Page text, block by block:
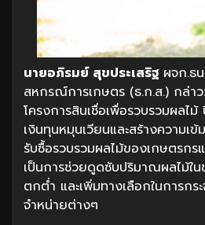
นายอภิรมย์ สุขประเสริฐ ผจก.ธ
สหกรณ์การเกษตร (ธ.ก.ส.) กล่า
โครงการสินเชื่อเพื่อรวบรวมผลไ
เงินทุนหมุนเวียนและสร้างความเ
รับซื้อรวบรวมผลไม้ของเกษตรกร
เป็นการช่วยดูดซับปริมาณผลไม้ใน
ตกต่ำ และเพิ่มทางเลือกในการกร
จำหน่ายต่างๆ